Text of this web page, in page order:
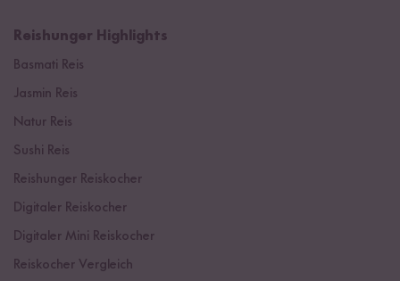
Reishunger Highlights
Basmati Reis
Jasmin Reis
Natur Reis
Sushi Reis
Reishunger Reiskocher
Digitaler Reiskocher
Digitaler Mini Reiskocher
Reiskocher Vergleich